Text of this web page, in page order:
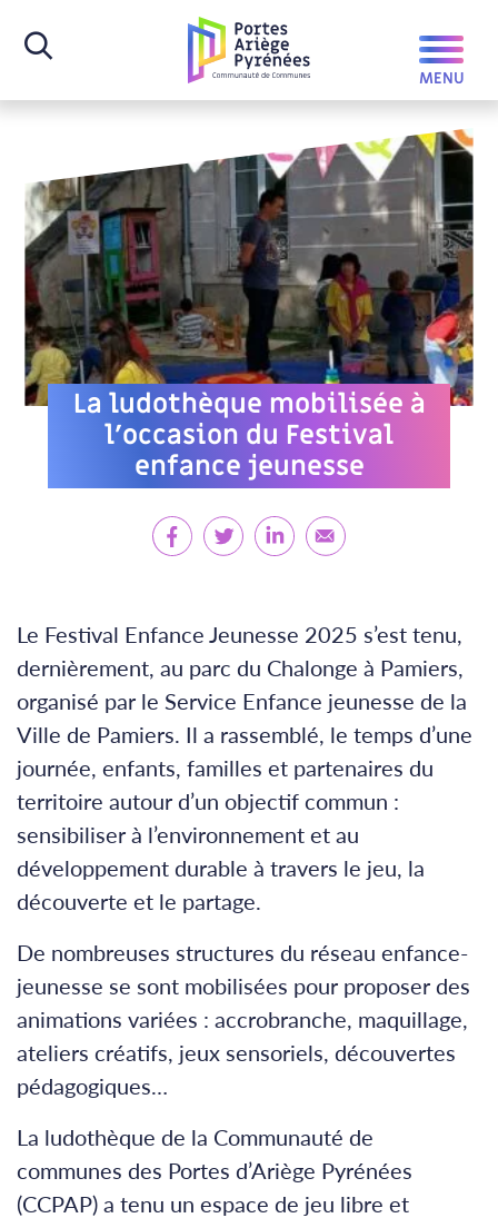
La ludothèque mobilisée à
l’occasion du Festival
enfance jeunesse
Le Festival Enfance Jeunesse 2025 s’est tenu,
dernièrement, au parc du Chalonge à Pamiers,
organisé par le Service Enfance jeunesse de la
Ville de Pamiers. Il a rassemblé, le temps d’une
journée, enfants, familles et partenaires du
territoire autour d’un objectif commun :
sensibiliser à l’environnement et au
développement durable à travers le jeu, la
découverte et le partage.
De nombreuses structures du réseau enfance-
jeunesse se sont mobilisées pour proposer des
animations variées : accrobranche, maquillage,
ateliers créatifs, jeux sensoriels, découvertes
pédagogiques…
La ludothèque de la Communauté de
communes des Portes d’Ariège Pyrénées
(CCPAP) a tenu un espace de jeu libre et